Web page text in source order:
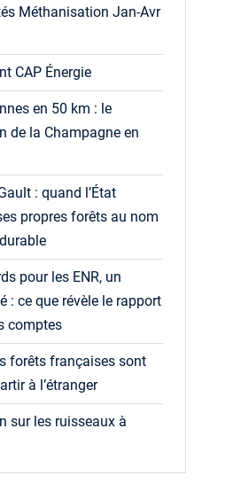
Méthanisation Jan-Avr
CAP Énergie
en 50 km : le
de la Champagne en
: quand l’État
propres forêts au nom
pour les ENR, un
: ce que révèle le rapport
comptes
forêts françaises sont
à l’étranger
sur les ruisseaux à